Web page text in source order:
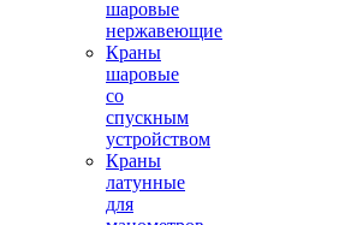
шаровые
нержавеющие
Краны
шаровые
со
спускным
устройством
Краны
латунные
для